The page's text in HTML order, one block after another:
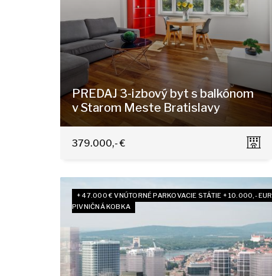
PREDAJ 3-izbový byt s balkónom
v Starom Meste Bratislavy
Kúpeľná 7, Bratislava - Staré Mesto
379.000,- €
+ 47.000 € VNÚTORNÉ PARKOVACIE STÁTIE + 10.000,- EUR
PIVNIČNÁ KOBKA